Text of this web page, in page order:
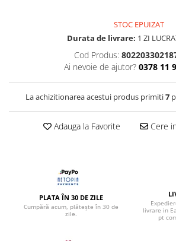
STOC EPUIZAT
Durata de livrare: 1 ZI
Cod Produs:
Ai nevoie de ajutor? 0378 11
La achizitionarea acestui produs primiti7
Adauga la Favorite Cere
PLATA ÎN 30 DE ZILE
Cumpără acum, plătește în 30 de
zile.
livrare in
pt